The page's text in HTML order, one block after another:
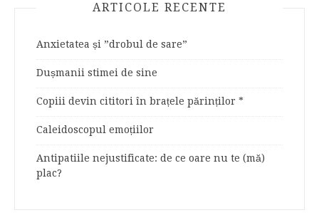
ARTICOLE RECENTE
Anxietatea și ”drobul de sare”
Dușmanii stimei de sine
Copiii devin cititori în brațele părinților *
Caleidoscopul emoțiilor
Antipatiile nejustificate: de ce oare nu te (mă)
plac?